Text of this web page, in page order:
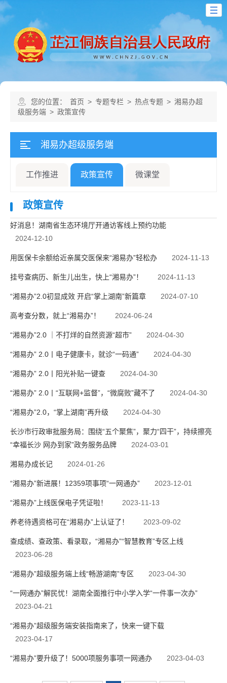
您的位置： 首页 > 专题专栏 > 热点专题 > 湘易办超
级服务端 > 政策宣传
湘易办超级服务端
工作推进 政策宣传 微课堂
政策宣传
好消息！湖南省生态环境厅开通访客线上预约功能
2024-12-10
用医保卡余额给近亲属交医保来“湘易办”轻松办 2024-11-13
挂号查病历、新生儿出生，快上“湘易办”！ 2024-11-13
“湘易办”2.0初显成效 开启“掌上湖南”新篇章 2024-07-10
高考查分数，就上“湘易办”！ 2024-06-24
“湘易办”2.0 ｜不打烊的自然资源“超市” 2024-04-30
“湘易办” 2.0丨电子健康卡，就诊“一码通” 2024-04-30
“湘易办” 2.0丨阳光补贴一键查 2024-04-30
“湘易办” 2.0丨“互联网+监督”，“微腐败”藏不了 2024-04-30
“湘易办”2.0，“掌上湖南”再升级 2024-04-30
长沙市行政审批服务局：围绕“五个聚焦”，聚力“四干”，持续擦亮
“幸福长沙 网办到家”政务服务品牌
2024-03-01
湘易办成长记 2024-01-26
“湘易办”新进展！12359项事项“一网通办” 2023-12-01
“湘易办”上线医保电子凭证啦！ 2023-11-13
养老待遇资格可在“湘易办”上认证了！ 2023-09-02
查成绩、查政策、看录取，“湘易办”“智慧教育”专区上线
2023-06-28
“湘易办”超级服务端上线“畅游湖南”专区 2023-04-30
“一网通办”解民忧！湖南全面推行中小学入学“一件事一次办”
2023-04-21
“湘易办”超级服务端安装指南来了，快来一键下载
2023-04-17
“湘易办”要升级了！5000项服务事项一网通办 2023-04-03